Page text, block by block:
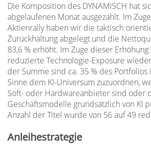
Die Komposition des DYNAMISCH hat
abgelaufenen Monat ausgezahlt. Im
Aktienrally haben wir die taktisch
Zurückhaltung abgelegt und die
83,6 % erhöht. Im Zuge dieser
reduzierte Technologie-Exposure
der Summe sind ca. 35 % des
Sinne dem KI-Universum zuzuordnen,
Soft- oder Hardwareanbieter sind oder
Geschäftsmodelle grundsätzlich von KI
Anzahl der Titel wurde von 56 auf 49
Anleihestrategie